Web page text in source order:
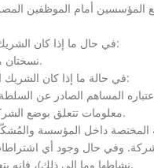
المؤسسين أمام الموظفين
في حال ما إذا كان الشريك الأجنبي شخصًا طبيعيًا، تكون المستندات المطلوبة كما يلي:
o نسختان من جواز السفر لكل حامل أسهم من الأشخاص الطبيعيين.
في حالة ما إذا كان الشريك الأجنبي كيانًا قانونيًا، تكون فإن المستندات المطلوبة كما يلي:
معلومات تتعلق بوضع الشركة الحالي والأشخاص المصرّح لهم بالتوقيع نيابةً عن الشركة.
وفي حال وجود أي
نشاطها وما إلى ذلك)، فإنه يتعين أن يرد نص صريح به في القرار حرصًا على جلاء المعنى.